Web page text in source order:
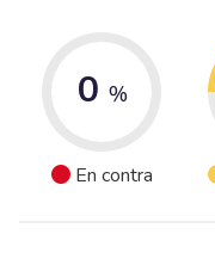
0 %
En contra